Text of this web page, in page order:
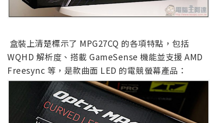
盒裝上清楚標示了 MPG27CQ 的各項特點，包括
WQHD 解析度、搭載 GameSense 機能並支援 AMD
Freesync 等，是款曲面 LED 的電競螢幕產品：